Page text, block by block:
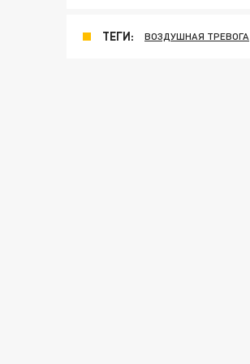
ТЕГИ: ВОЗДУШНАЯ ТРЕВОГА